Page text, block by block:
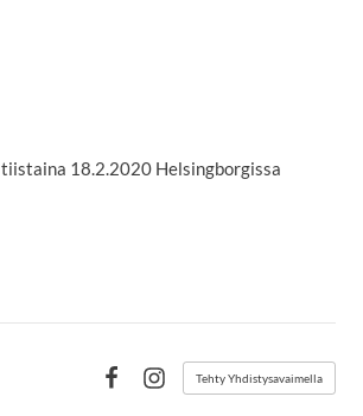
18.2.2020 Helsingborgissa
Instagram
Tehty Yhdistysavaimella